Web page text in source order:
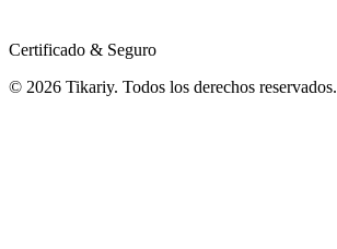
Certificado & Seguro
© 2026 Tikariy. Todos los derechos reservados.